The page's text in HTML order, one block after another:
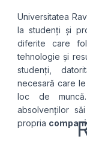
Universitatea
la studenți și
diferite care
tehnologie și
studenți,
necesară care
loc de
absolvenților
propria